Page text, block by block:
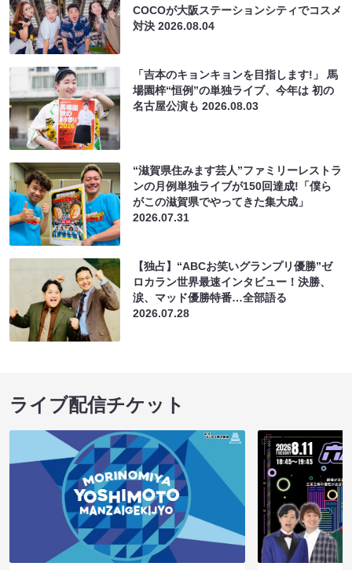
COCOが大阪ステーションシティでコスメ
対決2026.08.04
「吉本のキョンキョンを目指します!」 馬
場園梓“恒例”の単独ライブ、今年は 初の
名古屋公演も2026.08.03
“滋賀県住みます芸人”ファミリーレストラ
ンの月例単独ライブが150回達成!「僕ら
がこの滋賀県でやってきた集大成」
2026.07.31
【独占】“ABCお笑いグランプリ優勝”ゼ
ロカラン世界最速インタビュー！決勝、
涙、マッド優勝特番…全部語る
2026.07.28
ライブ配信チケット